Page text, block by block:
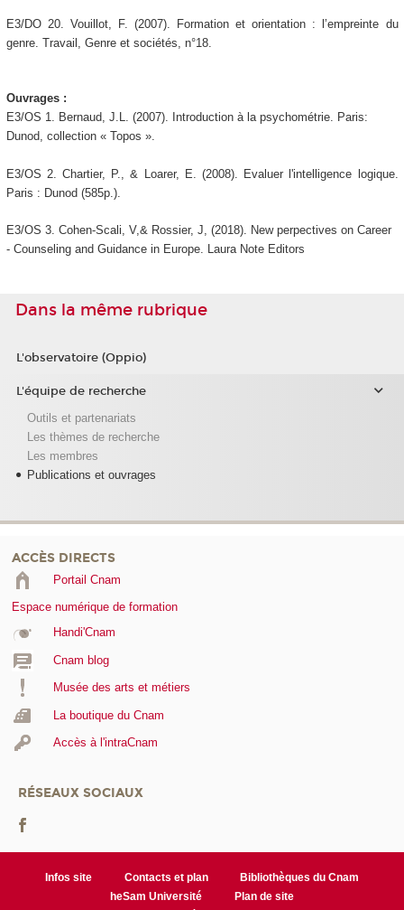
E3/DO 20. Vouillot, F. (2007). Formation et orientation : l’empreinte du
genre. Travail, Genre et sociétés, n°18.
Ouvrages :
E3/OS 1. Bernaud, J.L. (2007). Introduction à la psychométrie. Paris:
Dunod, collection « Topos ».
E3/OS 2. Chartier, P., & Loarer, E. (2008). Evaluer l'intelligence logique.
Paris : Dunod (585p.).
E3/OS 3. Cohen-Scali, V,& Rossier, J, (2018). New perpectives on Career
- Counseling and Guidance in Europe. Laura Note Editors
Dans la même rubrique
L'observatoire (Oppio)
L'équipe de recherche
Outils et partenariats
Les thèmes de recherche
Les membres
Publications et ouvrages
ACCÈS DIRECTS
Portail Cnam
Espace numérique de formation
Handi'Cnam
Cnam blog
Musée des arts et métiers
La boutique du Cnam
Accès à l'intraCnam
RÉSEAUX SOCIAUX
Infos site Contacts et plan
Bibliothèques du Cnam
heSam Université
Plan de site